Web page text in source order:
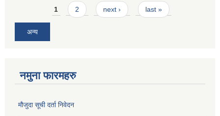
Pages1 2 next › last »
अन्य
नमुना फारमहरु
मौजुदा सूची दर्ता निवेदन